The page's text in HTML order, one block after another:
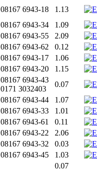
08167 6943-18 1.13
08167 6943-34 1.09
08167 6943-55 2.09
08167 6943-62 0.12
08167 6943-17 1.06
08167 6943-20 1.15
08167 6943-43
0171 3032403
0.07
08167 6943-44 1.07
08167 6943-33 1.01
08167 6943-61 0.11
08167 6943-22 2.06
08167 6943-32 0.03
08167 6943-45 1.03
0.07